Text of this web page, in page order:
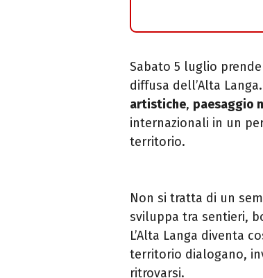
Sabato 5 luglio
diffusa dell’Alta
artistiche, paesaggio
internazionali in un
territorio.
Non si tratta di un
sviluppa tra sentieri,
L’Alta Langa diventa
territorio dialogano,
ritrovarsi.